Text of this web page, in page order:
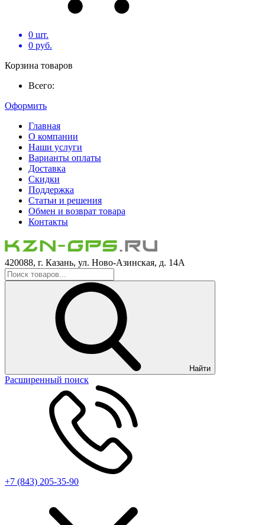
0 шт.
0 руб.
Корзина товаров
Всего:
Оформить
Главная
О компании
Наши услуги
Варианты оплаты
Доставка
Скидки
Поддержка
Статьи и решения
Обмен и возврат товара
Контакты
420088, г. Казань, ул. Ново-Азинская, д. 14А
Найти
Расширенный поиск
+7 (843) 205-35-90